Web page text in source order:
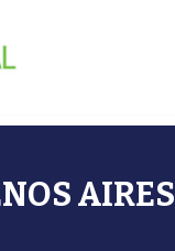
AIRES